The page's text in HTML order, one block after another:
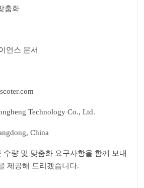
춤화
언스 문서
Technology Co., Ltd.
China
수량 및 맞춤화 요구사항을 함께 보내
제공해 드리겠습니다.